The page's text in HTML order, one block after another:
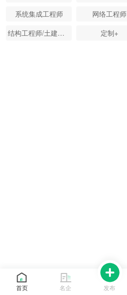
系统集成工程师
网络工程师
结构工程师/土建工程师
定制+
首页 名企 发布